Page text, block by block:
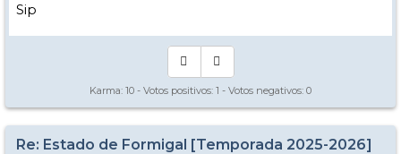
Sip
Karma: 10 - Votos positivos: 1 - Votos negativos: 0
Re: Estado de Formigal [Temporada 2025-2026]